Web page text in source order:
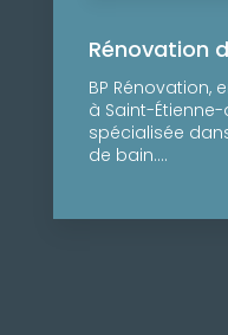
Rénovation
BP Rénovation,
à Saint-
spécialisée
de bain....